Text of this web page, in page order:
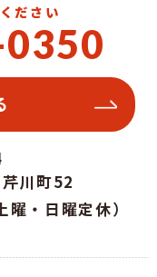
ださい
川町52
・日曜定休）